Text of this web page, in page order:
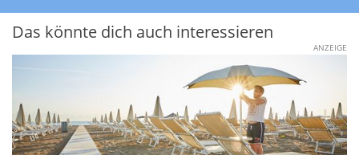
Das könnte dich auch interessieren
ANZEIGE